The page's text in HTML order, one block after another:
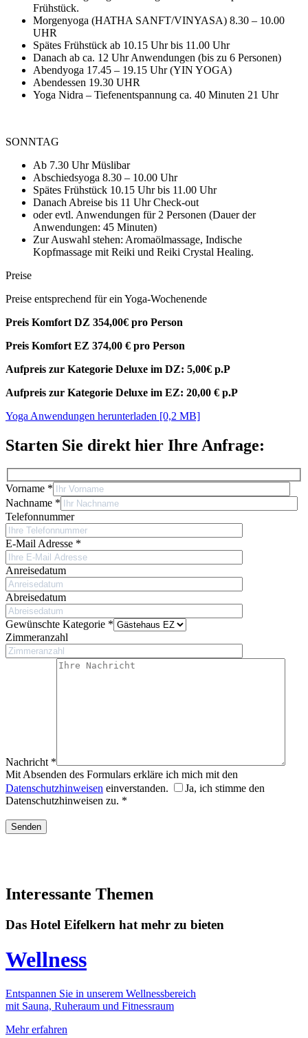
Frühstück.
Morgenyoga (HATHA SANFT/VINYASA) 8.30 – 10.00
UHR
Spätes Frühstück ab 10.15 Uhr bis 11.00 Uhr
Danach ab ca. 12 Uhr Anwendungen (bis zu 6 Personen)
Abendyoga 17.45 – 19.15 Uhr (YIN YOGA)
Abendessen 19.30 UHR
Yoga Nidra – Tiefenentspannung ca. 40 Minuten 21 Uhr
SONNTAG
Ab 7.30 Uhr Müslibar
Abschiedsyoga 8.30 – 10.00 Uhr
Spätes Frühstück 10.15 Uhr bis 11.00 Uhr
Danach Abreise bis 11 Uhr Check-out
oder evtl. Anwendungen für 2 Personen (Dauer der
Anwendungen: 45 Minuten)
Zur Auswahl stehen: Aromaölmassage, Indische
Kopfmassage mit Reiki und Reiki Crystal Healing.
Preise
Preise entsprechend für ein Yoga-Wochenende
Preis Komfort DZ 354,00€ pro Person
Preis Komfort EZ 374,00 € pro Person
Aufpreis zur Kategorie Deluxe im DZ: 5,00€ p.P
Aufpreis zur Kategorie Deluxe im EZ: 20,00 € p.P
Yoga Anwendungen herunterladen [0,2 MB]
Starten Sie direkt hier Ihre Anfrage:
Vorname *
Nachname *
Telefonnummer
E-Mail Adresse *
Anreisedatum
Abreisedatum
Gewünschte Kategorie *
Zimmeranzahl
Nachricht *
Mit Absenden des Formulars erkläre ich mich mit den
Datenschutzhinweisen einverstanden.
Ja, ich stimme den
Datenschutzhinweisen zu. *
Interessante Themen
Das Hotel Eifelkern hat mehr zu bieten
Wellness
Entspannen Sie in unserem Wellnessbereich
mit Sauna, Ruheraum und Fitnessraum
Mehr erfahren